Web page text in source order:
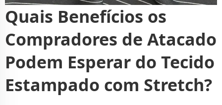
Quais Benefícios os
Compradores de Atacado
Podem Esperar do Tecido
Estampado com Stretch?